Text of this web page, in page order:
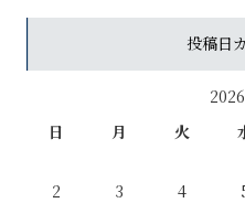
投稿日
日
月 火
2
3 4